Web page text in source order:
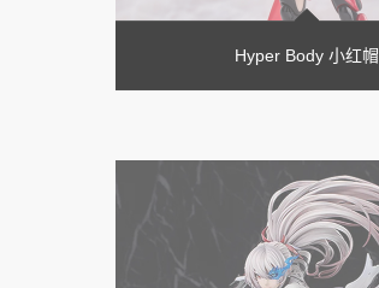
Hyper Body 小红帽